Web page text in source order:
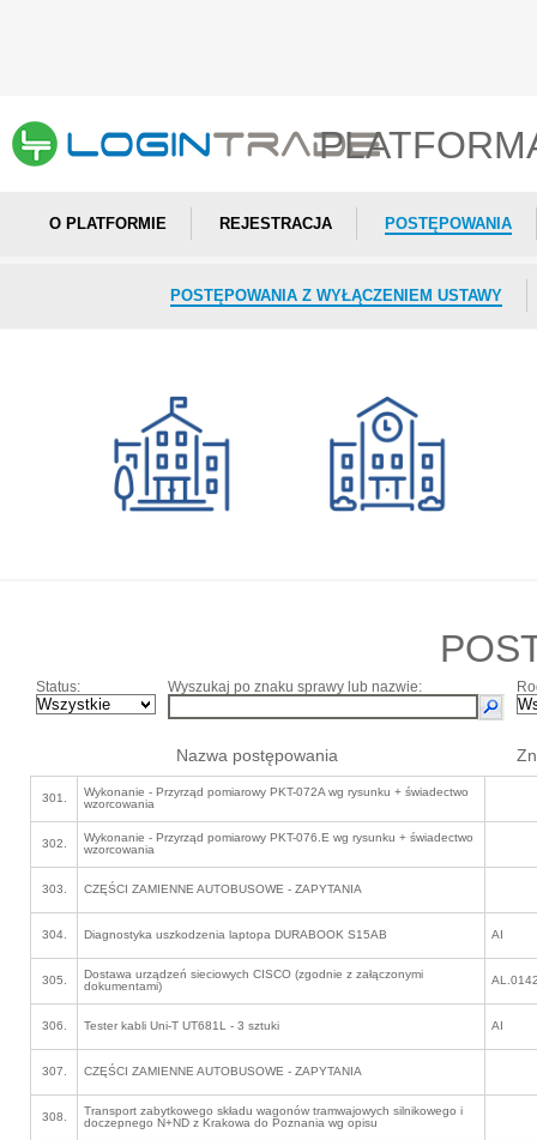
O PLATFORMIE REJESTRACJA POSTĘPOWANIA
POSTĘPOWANIA Z WYŁĄCZENIEM USTAWY
Status: Wyszukaj po znaku sprawy lub nazwie:
Nazwa postępowania
301.
Wykonanie - Przyrząd pomiarowy PKT-072A wg rysunku + świadectwo
wzorcowania
302.
Wykonanie - Przyrząd pomiarowy PKT-076.E wg rysunku + świadectwo
wzorcowania
303. CZĘŚCI ZAMIENNE AUTOBUSOWE - ZAPYTANIA
304. Diagnostyka uszkodzenia laptopa DURABOOK S15AB AI
305.
Dostawa urządzeń sieciowych CISCO (zgodnie z załączonymi
dokumentami)
306. Tester kabli Uni-T UT681L - 3 sztuki AI
307. CZĘŚCI ZAMIENNE AUTOBUSOWE - ZAPYTANIA
308.
Transport zabytkowego składu wagonów tramwajowych silnikowego i
doczepnego N+ND z Krakowa do Poznania wg opisu